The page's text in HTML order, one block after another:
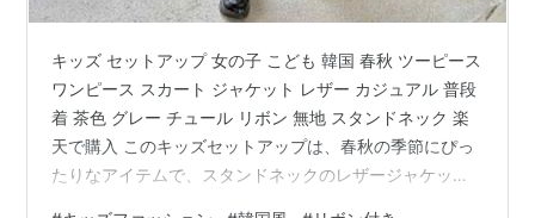
キッズ セットアップ 女の子 こども 韓国 春秋 ツーピース
ワンピース スカート ジャケット レザー カジュアル 普段
着 茶色 グレー チュール リボン 無地 スタンドネック 楽
天で購入 このキッズセットアップは、春秋の季節にぴっ
たりなアイテムで、スタンドネックのレザージャケット